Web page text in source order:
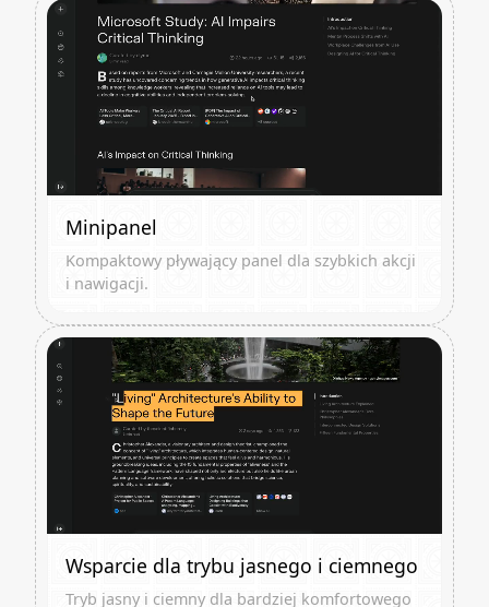
Minipanel
Kompaktowy pływający panel dla szybkich akcji
i nawigacji.
Wsparcie dla trybu jasnego i ciemnego
Tryb jasny i ciemny dla bardziej komfortowego